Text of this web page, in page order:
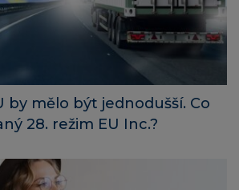
by mělo být jednodušší. Co
28. režim EU Inc.?